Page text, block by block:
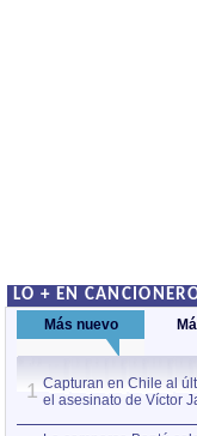
LO + EN
Más nuevo
1 Capturan en Chile al
el asesinato de Víctor